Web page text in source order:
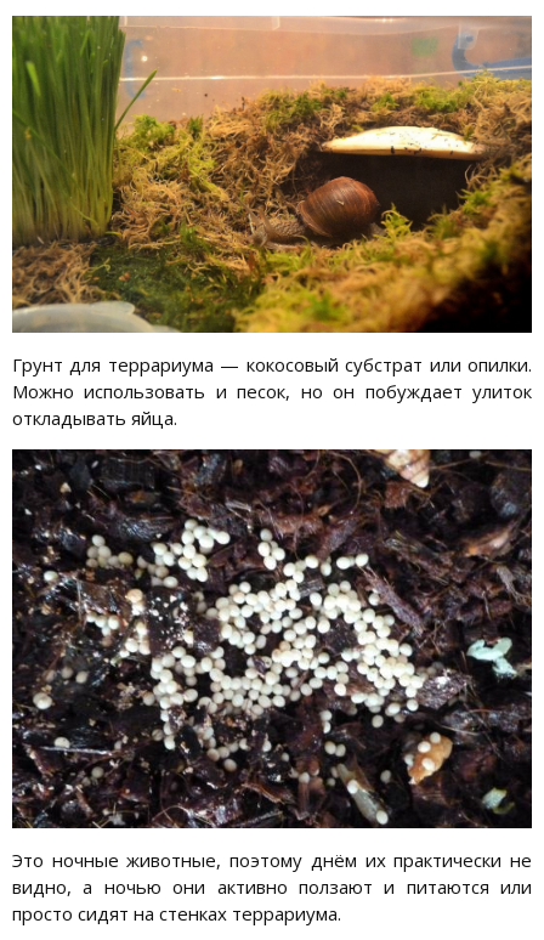
Грунт для террариума — кокосовый субстрат или опилки.
Можно использовать и песок, но он побуждает улиток
откладывать яйца.
Это ночные животные, поэтому днём их практически не
видно, а ночью они активно ползают и питаются или
просто сидят на стенках террариума.